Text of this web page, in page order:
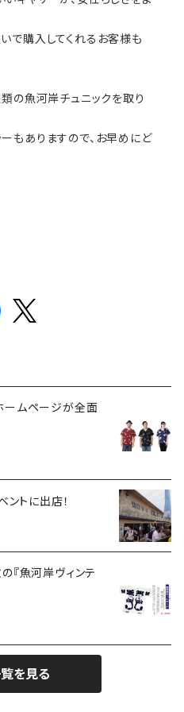
で購入してくれるお客様も
の魚河岸チュニックを取り
もありますので、お早めにど
ームページが全面
トに出店！
『魚河岸ヴィンテ
を見る